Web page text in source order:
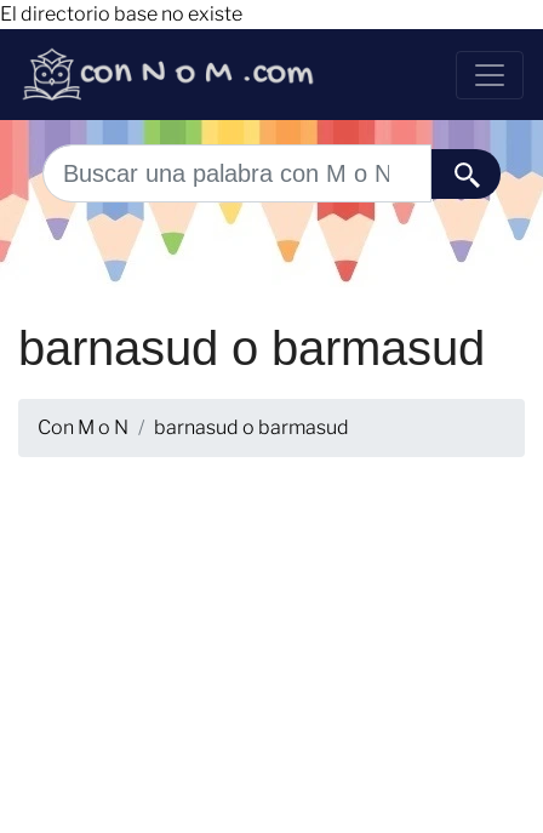
El directorio base no existe
barnasud o barmasud
Con M o N barnasud o barmasud